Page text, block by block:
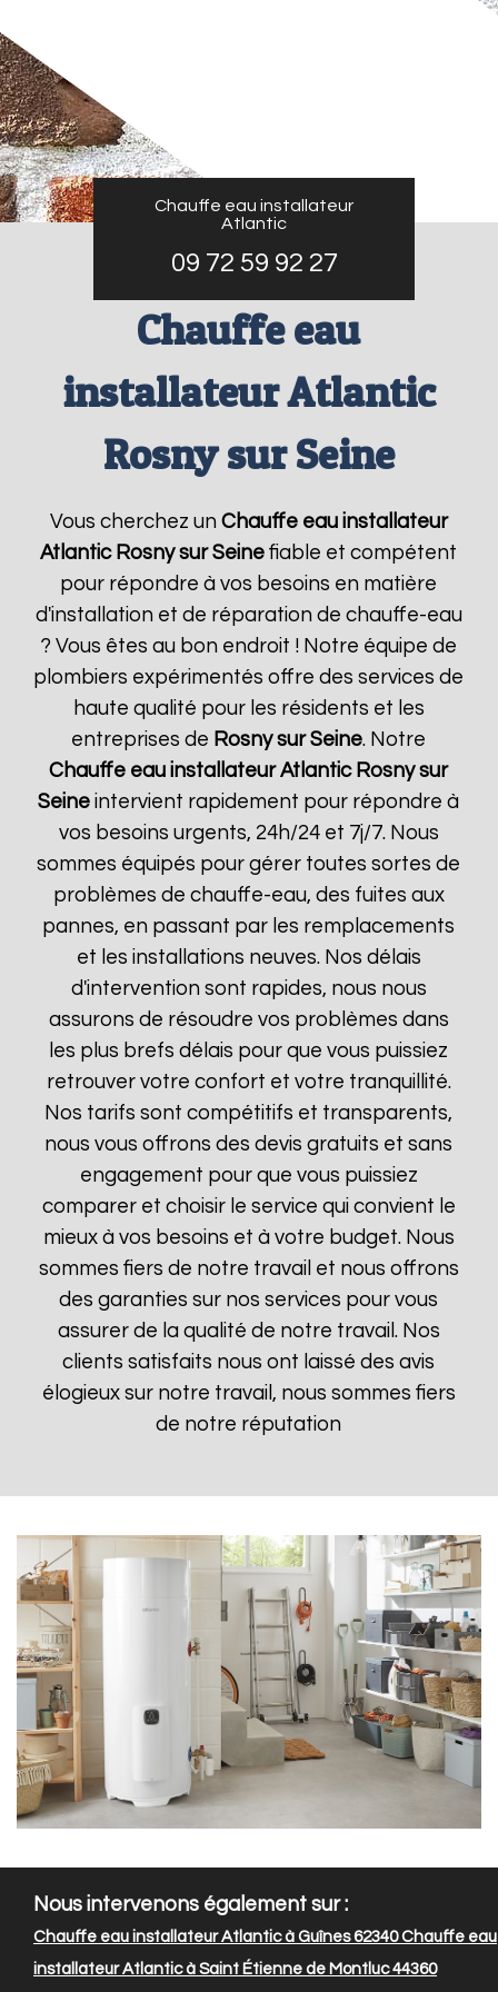
Chauffe eau installateur
Atlantic
09 72 59 92 27
Chauffe eau
installateur Atlantic
Rosny sur Seine
Vous cherchez un Chauffe eau installateur
Atlantic Rosny sur Seine fiable et compétent
pour répondre à vos besoins en matière
d'installation et de réparation de chauffe-eau
? Vous êtes au bon endroit ! Notre équipe de
plombiers expérimentés offre des services de
haute qualité pour les résidents et les
entreprises de Rosny sur Seine. Notre
Chauffe eau installateur Atlantic Rosny sur
Seine intervient rapidement pour répondre à
vos besoins urgents, 24h/24 et 7j/7. Nous
sommes équipés pour gérer toutes sortes de
problèmes de chauffe-eau, des fuites aux
pannes, en passant par les remplacements
et les installations neuves. Nos délais
d'intervention sont rapides, nous nous
assurons de résoudre vos problèmes dans
les plus brefs délais pour que vous puissiez
retrouver votre confort et votre tranquillité.
Nos tarifs sont compétitifs et transparents,
nous vous offrons des devis gratuits et sans
engagement pour que vous puissiez
comparer et choisir le service qui convient le
mieux à vos besoins et à votre budget. Nous
sommes fiers de notre travail et nous offrons
des garanties sur nos services pour vous
assurer de la qualité de notre travail. Nos
clients satisfaits nous ont laissé des avis
élogieux sur notre travail, nous sommes fiers
de notre réputation
Nous intervenons également sur :
Chauffe eau installateur Atlantic à Guînes 62340Chauffe eau
installateur Atlantic à Saint Étienne de Montluc 44360